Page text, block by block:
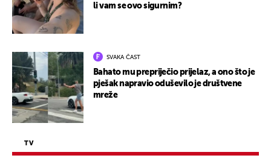
li vam se ovo sigurnim?
SVAKA ČAST
Bahato mu prepriječio prijelaz, a ono što je
pješak napravio oduševilo je društvene
mreže
TV